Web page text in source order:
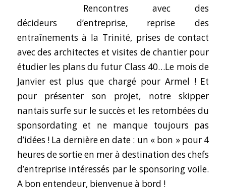
Rencontres avec des
décideurs d’entreprise, reprise des
entraînements à la Trinité, prises de contact
avec des architectes et visites de chantier pour
étudier les plans du futur Class 40…Le mois de
Janvier est plus que chargé pour Armel ! Et
pour présenter son projet, notre skipper
nantais surfe sur le succès et les retombées du
sponsordating et ne manque toujours pas
d’idées ! La dernière en date : un « bon » pour 4
heures de sortie en mer à destination des chefs
d’entreprise intéressés par le sponsoring voile.
A bon entendeur, bienvenue à bord !